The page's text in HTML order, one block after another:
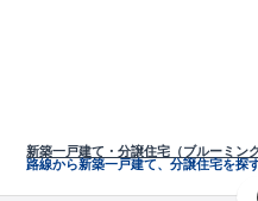
新築一戸建て・分譲住宅（ブルーミン
路線から新築一戸建て、分譲住宅を探